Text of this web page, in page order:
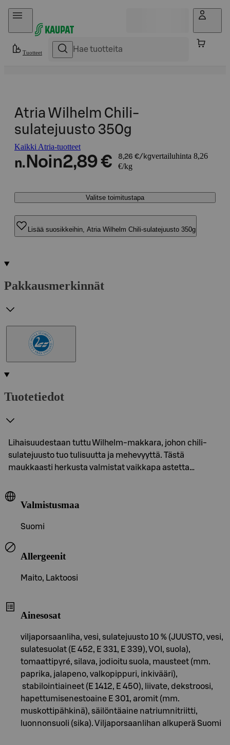
Hyppää sisältöön
Tuotteet
Atria Wilhelm Chili-
sulatejuusto 350g
Kaikki Atria-tuotteet
n. Noin2,89 € 8,26 €/kgvertailuhinta 8,26
€/kg
Valitse toimitustapa
Lisää suosikkeihin, Atria Wilhelm Chili-sulatejuusto 350g
Pakkausmerkinnät
Tuotetiedot
Lihaisuudestaan tuttu Wilhelm-makkara, johon chili-
sulatejuusto tuo tulisuutta ja mehevyyttä. Tästä
maukkaasti herkusta valmistat vaikkapa astetta…
Valmistusmaa
Suomi
Allergeenit
Maito, Laktoosi
Ainesosat
viljaporsaanliha, vesi, sulatejuusto 10 % (JUUSTO, vesi,
sulatesuolat (E 452, E 331, E 339), VOI, suola),
tomaattipyré, silava, jodioitu suola, mausteet (mm.
paprika, jalapeno, valkopippuri, inkivääri),
stabilointiaineet (E 1412, E 450), liivate, dekstroosi,
hapettumisenestoaine E 301, aromit (mm.
muskottipähkinä), säilöntäaine natriumnitriitti,
luonnonsuoli (sika). Viljaporsaanlihan alkuperä Suomi